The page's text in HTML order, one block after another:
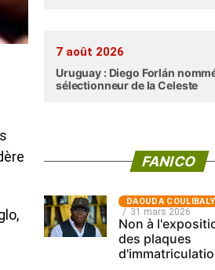
7 août 2026
Uruguay : Diego Forlán
sélectionneur de la Celeste
FANICO
‎DAOUDA COULIBALY
31 mars 2026
Non à
des plaques